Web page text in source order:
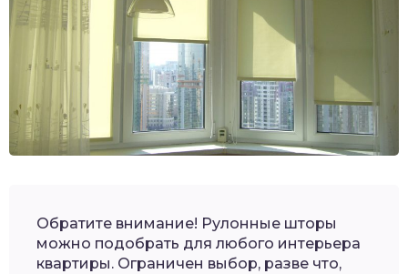
Обратите внимание! Рулонные шторы
можно подобрать для любого интерьера
квартиры. Ограничен выбор, разве что,